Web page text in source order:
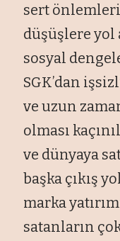
sert
düşüşlere yol
sosyal
SGK’dan
ve uzun
olması
ve dünyaya
başka çıkış
marka
satanların